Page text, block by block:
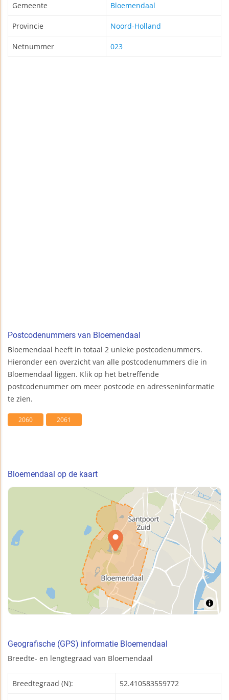
Gemeente Bloemendaal
Provincie Noord-Holland
Netnummer 023
Postcodenummers van Bloemendaal
Bloemendaal heeft in totaal 2 unieke postcodenummers.
Hieronder een overzicht van alle postcodenummers die in
Bloemendaal liggen. Klik op het betreffende
postcodenummer om meer postcode en adresseninformatie
te zien.
2060 2061
Bloemendaal op de kaart
Geografische (GPS) informatie Bloemendaal
Breedte- en lengtegraad van Bloemendaal
Breedtegraad (N): 52.410583559772